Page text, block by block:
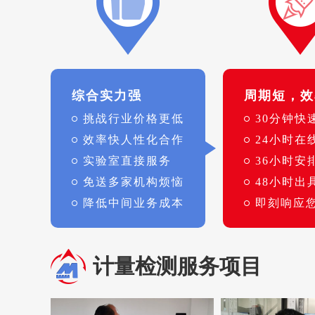
综合实力强
挑战行业价格更低
效率快人性化合作
实验室直接服务
免送多家机构烦恼
降低中间业务成本
周期短，
30分钟快
24小时在
36小时安
48小时出
即刻响应
计量检测服务项目